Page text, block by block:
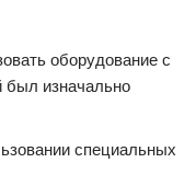
оборудование с
был изначально
специальных